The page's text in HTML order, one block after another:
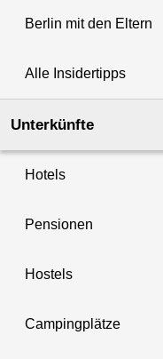
Berlin mit den Eltern
Alle Insidertipps
Unterkünfte
Hotels
Pensionen
Hostels
Campingplätze